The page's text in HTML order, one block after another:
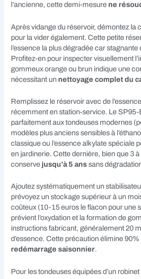
l’ancienne, cette demi-mesure ne
Après vidange du réservoir, démontez la
pour la vider également. Cette petite
l’essence la plus dégradée car stagnante
Profitez-en pour inspecter visuellement
gommeux orange ou brun indique une
nécessitant un nettoyage complet du
Remplissez le réservoir avec de
récemment en station-service. Le
parfaitement aux tondeuses modernes
modèles plus anciens sensibles à
classique ou l’essence alkylate spéciale
en jardinerie. Cette dernière, bien que 3
conserve jusqu’à 5 anssans
Ajoutez systématiquement un
prévoyez un stockage supérieur à un
coûteux (10-15 euros le flacon pour une
prévient l’oxydation et la formation de
instructions fabricant, généralement 20
d’essence. Cette précaution élimine 90%
redémarrage saisonnier.
Pour les tondeuses équipées d’un